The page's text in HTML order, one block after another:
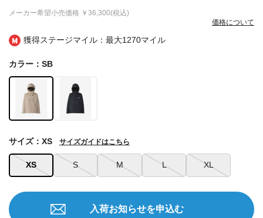
獲得ステージマイル：最大1270マイル
メーカー希望小売価格 ￥36,300(税込)
価格について
カラー：SB
XS S M L XL
サイズ：XS サイズガイドはこちら
入荷お知らせを申込む